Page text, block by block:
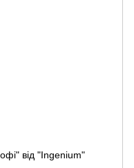
від "Ingenium"